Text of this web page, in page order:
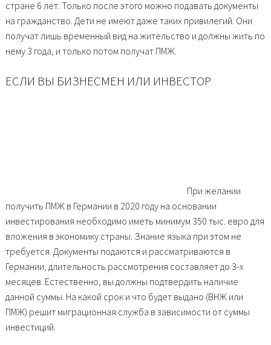
стране 6 лет. Только после этого можно подавать документы
на гражданство. Дети не имеют даже таких привилегий. Они
получат лишь временный вид на жительство и должны жить по
нему 3 года, и только потом получат ПМЖ.
ЕСЛИ ВЫ БИЗНЕСМЕН ИЛИ ИНВЕСТОР
При желании
получить ПМЖ в Германии в 2020 году на основании
инвестирования необходимо иметь минимум 350 тыс. евро для
вложения в экономику страны. Знание языка при этом не
требуется. Документы подаются и рассматриваются в
Германии, длительность рассмотрения составляет до 3-х
месяцев. Естественно, вы должны подтвердить наличие
данной суммы. На какой срок и что будет выдано (ВНЖ или
ПМЖ) решит миграционная служба в зависимости от суммы
инвестиций.